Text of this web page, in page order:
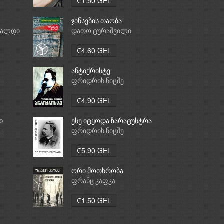
ჯინსების თაობა
დათო ტურაშვილი
₾4.60 GEL
ანტიქრისტე
ფრიდრიხ ნიცშე
₾4.90 GEL
ესე იტყოდა ზარატუსტრა
ფრიდრიხ ნიცშე
₾5.90 GEL
ორი მოთხრობა
ფრანც კაფკა
₾1.50 GEL